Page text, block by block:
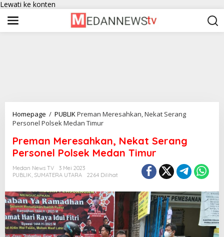
Lewati ke konten
Homepage / PUBLIKPreman Meresahkan, Nekat Serang
Personel Polsek Medan Timur
Preman Meresahkan, Nekat Serang
Personel Polsek Medan Timur
Medan News TV
3 Mei 2023
PUBLIK, SUMATERA UTARA 2264 Dilihat